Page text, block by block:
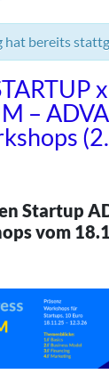
hat bereits
–
Startup
vom